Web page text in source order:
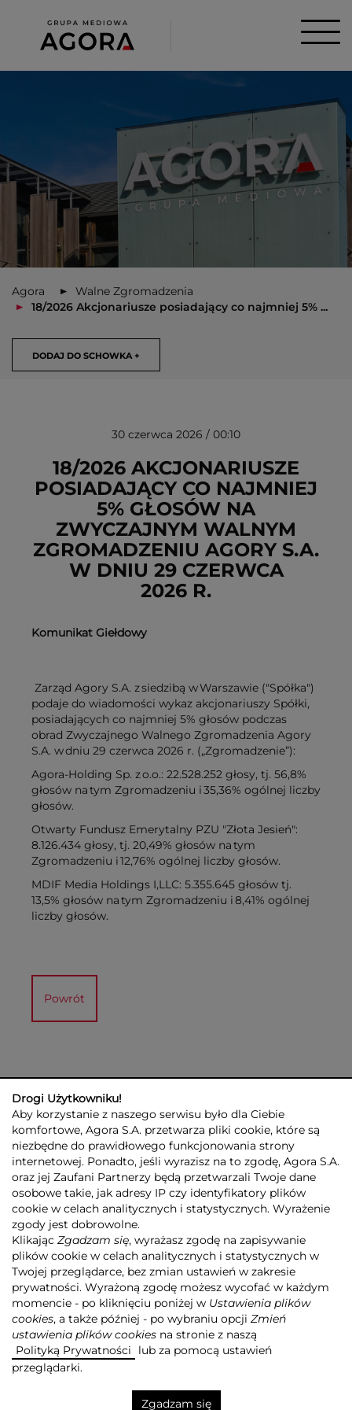
Agora
Walne Zgromadzenia
18/2026 Akcjonariusze posiadający co najmniej 5% ...
DODAJ DO SCHOWKA +
USUŃ ZE SCHOWKA
30 czerwca 2026 / 00:10
18/2026 AKCJONARIUSZE
POSIADAJĄCY CO NAJMNIEJ
5% GŁOSÓW NA
ZWYCZAJNYM WALNYM
ZGROMADZENIU AGORY S.A.
W DNIU 29 CZERWCA
2026 R.
Komunikat Giełdowy
Zarząd Agory S.A. zsiedzibą wWarszawie ("Spółka")
podaje do wiadomości wykaz akcjonariuszy Spółki,
posiadających co najmniej 5% głosów podczas
obrad Zwyczajnego Walnego Zgromadzenia Agory
S.A. wdniu 29 czerwca 2026 r. („Zgromadzenie”):
Agora-Holding Sp. z o.o.: 22.528.252 głosy, tj. 56,8%
głosów na tym Zgromadzeniu i 35,36% ogólnej liczby
głosów.
Otwarty Fundusz Emerytalny PZU "Złota Jesień":
8.126.434 głosy, tj. 20,49% głosów na tym
Zgromadzeniu i 12,76% ogólnej liczby głosów.
MDIF Media Holdings I,LLC: 5.355.645 głosów tj.
13,5% głosów na tym Zgromadzeniu i 8,41% ogólnej
liczby głosów.
Powrót
GRUPA AGORA DLA INWESTORÓW DLA MEDIÓW
REKLAMA
ESG
KONTAKT
© 2026 Copyright AGORA SA
POLITYKA PRYWATNOŚCI AGORA S.A.
POLITYKA PRYWATNOŚCI SERWISU AGORA.PL
POLITYKA TRANSPARENTNOŚCI
ZASTRZEŻENIE PRAWNOAUTORSKIE
INFORMACJE O USŁUGACH MEDIALNYCH
MAPA SERWISU RSS
Realizacja
Drogi Użytkowniku!
Aby korzystanie z naszego serwisu było dla Ciebie
komfortowe, Agora S.A. przetwarza pliki cookie, które są
niezbędne do prawidłowego funkcjonowania strony
internetowej. Ponadto, jeśli wyrazisz na to zgodę, Agora S.A.
oraz jej Zaufani Partnerzy będą przetwarzali Twoje dane
osobowe takie, jak adresy IP czy identyfikatory plików
cookie w celach analitycznych i statystycznych. Wyrażenie
zgody jest dobrowolne.
Klikając Zgadzam się, wyrażasz zgodę na zapisywanie
plików cookie w celach analitycznych i statystycznych w
Twojej przeglądarce, bez zmian ustawień w zakresie
prywatności. Wyrażoną zgodę możesz wycofać w każdym
momencie - po kliknięciu poniżej w Ustawienia plików
cookies, a także później - po wybraniu opcji Zmień
ustawienia plików cookies na stronie z naszą
Polityką Prywatności
lub za pomocą ustawień
przeglądarki.
Zgadzam się